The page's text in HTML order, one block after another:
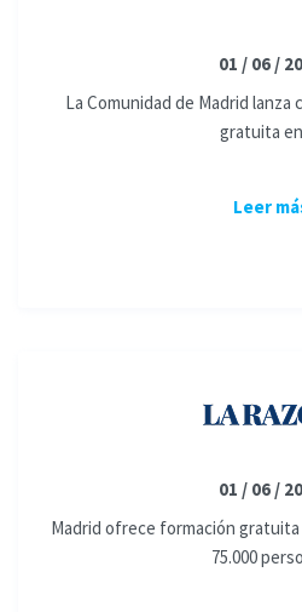
01 / 06 /
La Comunidad de Madrid
gratuita
Leer
01 / 06 /
Madrid ofrece formación
75.000